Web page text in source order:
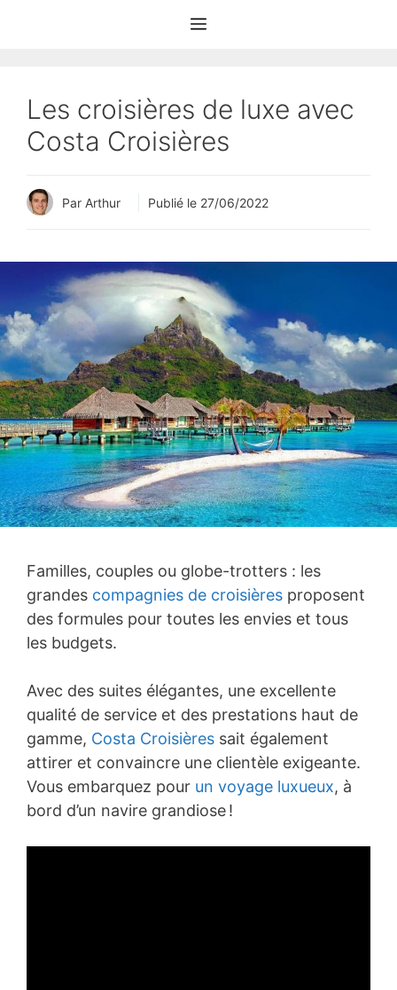
Menu
Les croisières de luxe avec
Costa Croisières
Par Arthur Publié le 27/06/2022
Familles, couples ou globe-trotters : les
grandes compagnies de croisières proposent
des formules pour toutes les envies et tous
les budgets.
Avec des suites élégantes, une excellente
qualité de service et des prestations haut de
gamme, Costa Croisières sait également
attirer et convaincre une clientèle exigeante.
Vous embarquez pour un voyage luxueux, à
bord d’un navire grandiose !